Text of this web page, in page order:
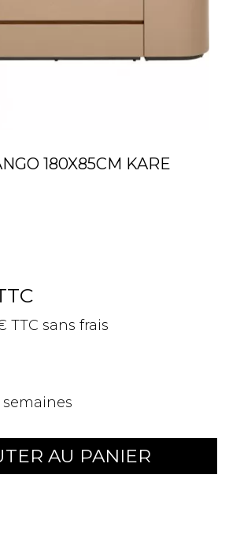
180X85CM KARE
TTC sans frais
semaines
AU PANIER